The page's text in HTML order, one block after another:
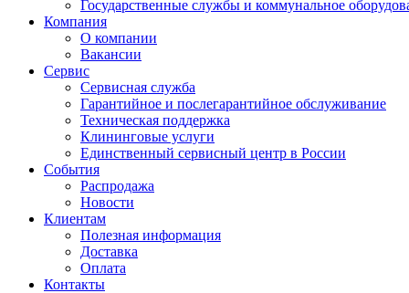
Государственные службы и коммунальное
Компания
О компании
Вакансии
Сервис
Сервисная служба
Гарантийное и послегарантийное обслуживание
Техническая поддержка
Клининговые услуги
Единственный сервисный центр в России
События
Распродажа
Новости
Клиентам
Полезная информация
Доставка
Оплата
Контакты